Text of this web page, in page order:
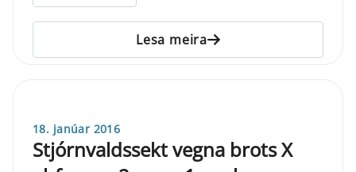
Lesa meira
18. janúar 2016
Stjórnvaldssekt vegna brots X